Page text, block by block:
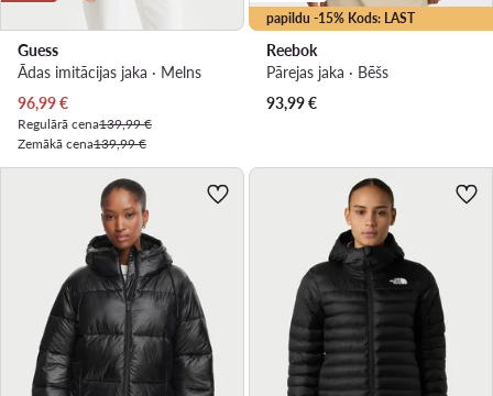
Guess
Ādas imitācijas jaka · Melns
Pašreizējā cena
96,99€
Regulārā cena139,99 €
Zemākā cena139,99 €
papildu -15% Kods: LAST
Reebok
Pārejas jaka · Bēšs
93,99€